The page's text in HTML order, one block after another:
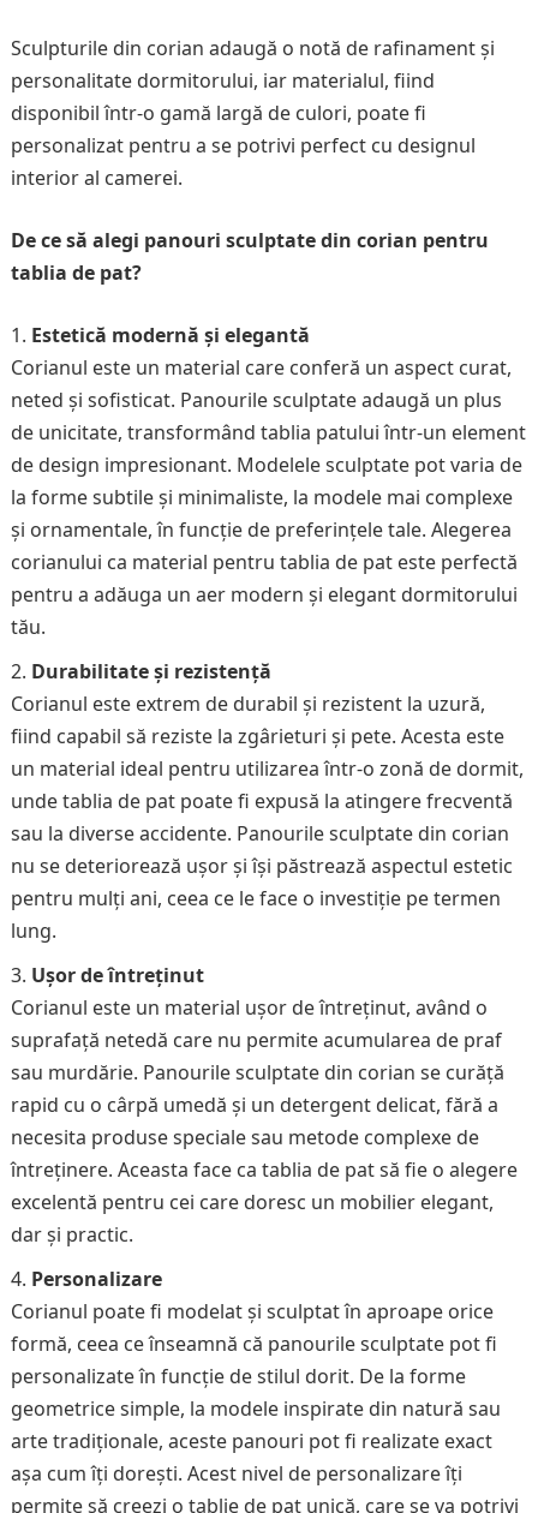
Sculpturile din corian adaugă o notă de rafinament și
personalitate dormitorului, iar materialul, fiind
disponibil într-o gamă largă de culori, poate fi
personalizat pentru a se potrivi perfect cu designul
interior al camerei.
De ce să alegi panouri sculptate din corian pentru
tablia de pat?
Estetică modernă și elegantă
Corianul este un material care conferă un aspect curat,
neted și sofisticat. Panourile sculptate adaugă un plus
de unicitate, transformând tablia patului într-un element
de design impresionant. Modelele sculptate pot varia de
la forme subtile și minimaliste, la modele mai complexe
și ornamentale, în funcție de preferințele tale. Alegerea
corianului ca material pentru tablia de pat este perfectă
pentru a adăuga un aer modern și elegant dormitorului
tău.
Durabilitate și rezistență
Corianul este extrem de durabil și rezistent la uzură,
fiind capabil să reziste la zgârieturi și pete. Acesta este
un material ideal pentru utilizarea într-o zonă de dormit,
unde tablia de pat poate fi expusă la atingere frecventă
sau la diverse accidente. Panourile sculptate din corian
nu se deteriorează ușor și își păstrează aspectul estetic
pentru mulți ani, ceea ce le face o investiție pe termen
lung.
Ușor de întreținut
Corianul este un material ușor de întreținut, având o
suprafață netedă care nu permite acumularea de praf
sau murdărie. Panourile sculptate din corian se curăță
rapid cu o cârpă umedă și un detergent delicat, fără a
necesita produse speciale sau metode complexe de
întreținere. Aceasta face ca tablia de pat să fie o alegere
excelentă pentru cei care doresc un mobilier elegant,
dar și practic.
Personalizare
Corianul poate fi modelat și sculptat în aproape orice
formă, ceea ce înseamnă că panourile sculptate pot fi
personalizate în funcție de stilul dorit. De la forme
geometrice simple, la modele inspirate din natură sau
arte tradiționale, aceste panouri pot fi realizate exact
așa cum îți dorești. Acest nivel de personalizare îți
permite să creezi o tablie de pat unică, care se va potrivi